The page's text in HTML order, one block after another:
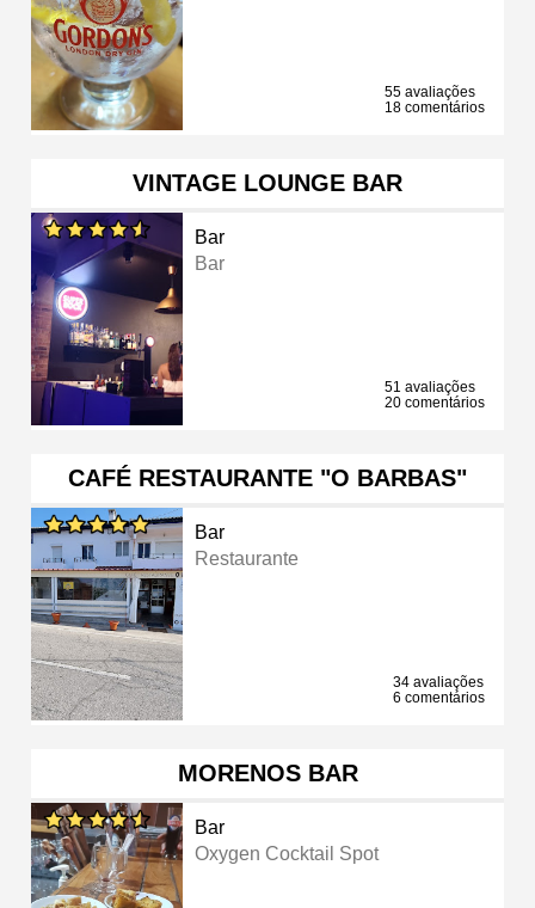
55 avaliações
18 comentários
VINTAGE LOUNGE BAR
Bar
Bar
51 avaliações
20 comentários
CAFÉ RESTAURANTE "O BARBAS"
Bar
Restaurante
34 avaliações
6 comentários
MORENOS BAR
Bar
Oxygen Cocktail Spot